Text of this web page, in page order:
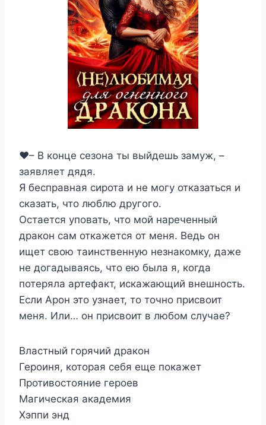
❤️– В конце сезона ты выйдешь замуж, –
заявляет дядя.
Я бесправная сирота и не могу отказаться и
сказать, что люблю другого.
Остается уповать, что мой нареченный
дракон сам откажется от меня. Ведь он
ищет свою таинственную незнакомку, даже
не догадываясь, что ею была я, когда
потеряла артефакт, искажающий внешность.
Если Арон это узнает, то точно присвоит
меня. Или… он присвоит в любом случае?
Властный горячий дракон
Героиня, которая себя еще покажет
Противостояние героев
Магическая академия
Хэппи энд